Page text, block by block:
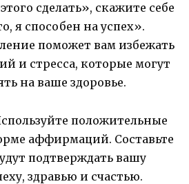
сделать», скажите себе
я способен на успех».
поможет вам избежать
и стресса, которые могут
на ваше здоровье.
положительные
аффирмаций. Составьте
подтверждать вашу
здравью и счастью.